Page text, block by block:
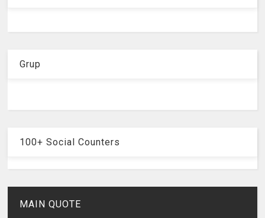
Grup
100+ Social Counters
MAIN QUOTE